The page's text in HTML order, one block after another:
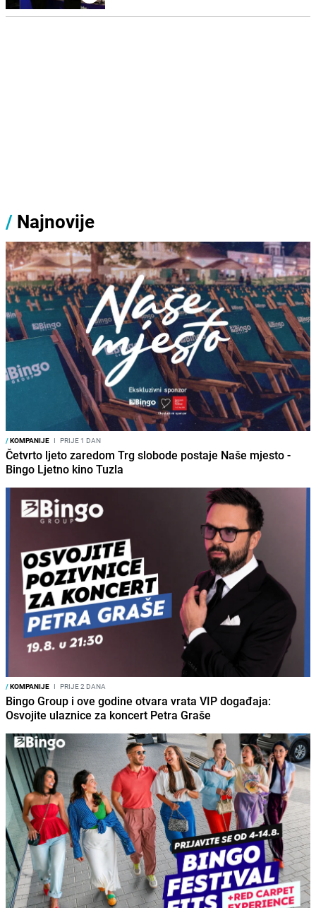
/ Najnovije
/KOMPANIJE I PRIJE 1 DAN
Četvrto ljeto zaredom Trg slobode postaje Naše mjesto -
Bingo Ljetno kino Tuzla
/KOMPANIJE I PRIJE 2 DANA
Bingo Group i ove godine otvara vrata VIP događaja:
Osvojite ulaznice za koncert Petra Graše